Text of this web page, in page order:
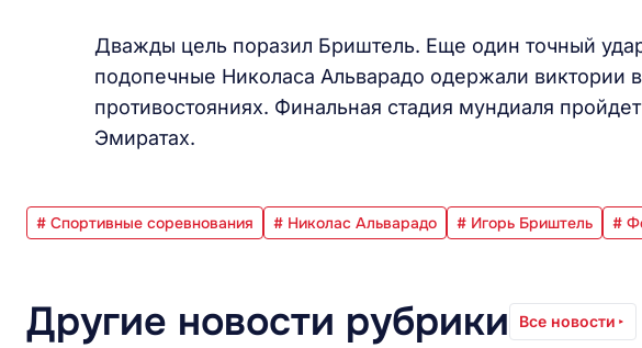
Дважды цель поразил Бриштель. Еще один точный
подопечные Николаса Альварадо одержали виктории
противостояниях. Финальная стадия мундиаля
Эмиратах.
# Спортивные соревнования # Николас Альварадо # Игорь Бриштель #
Другие новости рубрики Все новости